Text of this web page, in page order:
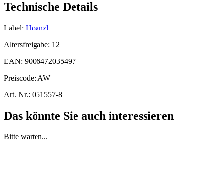
Technische Details
Label: Hoanzl
Altersfreigabe: 12
EAN: 9006472035497
Preiscode: AW
Art. Nr.: 051557-8
Das könnte Sie auch interessieren
Bitte warten...